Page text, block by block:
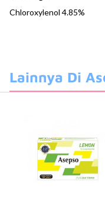
Chloroxylenol 4.85%
Lainnya Di